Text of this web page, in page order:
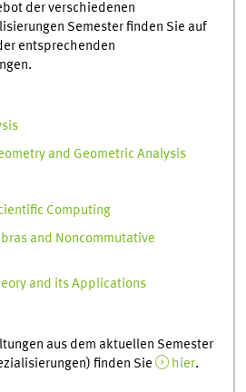
der verschiedenen
Semester finden Sie auf
entsprechenden
and Geometric Analysis
Computing
and Noncommutative
and its Applications
aus dem aktuellen Semester
finden Sie
hier.